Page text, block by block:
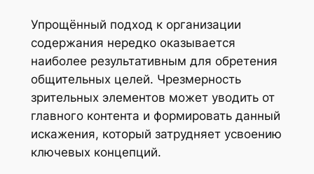
Упрощённый подход к организации
содержания нередко оказывается
наиболее результативным для обретения
общительных целей. Чрезмерность
зрительных элементов может уводить от
главного контента и формировать данный
искажения, который затрудняет усвоению
ключевых концепций.